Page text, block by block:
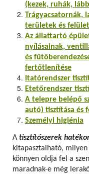
(kezek, ruhák,
Trágyacsatornák,
területek és
Az állattartó
nyílásainak,
és
fertőtlenítése
Itatórendszer
Etetőrendszer
A telepre belépő
autó) tisztítása és
Személyi higiénia
A tisztítószerek
kitapasztalható,
könnyen oldja fel a
maradnak-e még